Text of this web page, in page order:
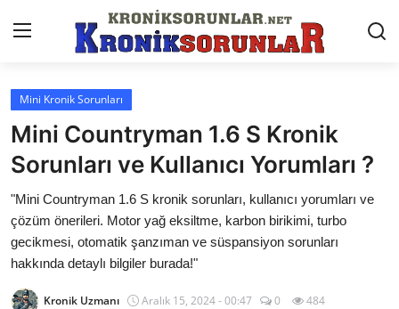
Anasayfa
Markalar
İletişim
Trafik & Cezalar
Sigorta & Kasko
Mini Kronik Sorunları
Mini Countryman 1.6 S Kronik
Sorunları ve Kullanıcı Yorumları ?
"Mini Countryman 1.6 S kronik sorunları, kullanıcı yorumları ve
çözüm önerileri. Motor yağ eksiltme, karbon birikimi, turbo
gecikmesi, otomatik şanzıman ve süspansiyon sorunları
hakkında detaylı bilgiler burada!"
Kronik Uzmanı Aralık 15, 2024 - 00:47 0 484